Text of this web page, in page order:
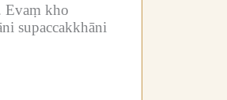
Evaṃ kho
supaccakkhāni